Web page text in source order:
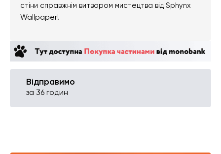
стіни справжнім витвором мистецтва від Sphynx
Wallpaper!
Відправимо
за 36 годин